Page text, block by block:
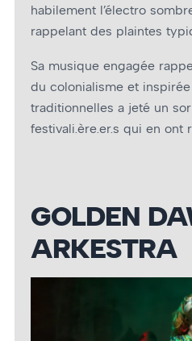
habilement l’électro
rappelant des plaintes
Sa musique engagée
du colonialisme et
traditionnelles a jeté un
festivali.ère.er.s qui en ont
GOLDEN
ARKESTRA